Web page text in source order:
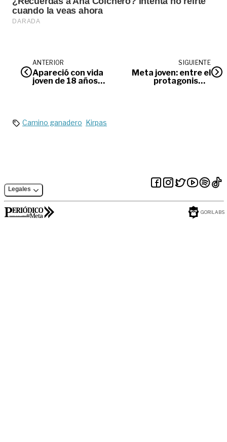
ANTERIOR
Apareció con vida
joven de 18 años
SIGUIENTE
Meta joven: entre el
protagonismo
Camino ganadero Kirpas
Legales
GORILABS